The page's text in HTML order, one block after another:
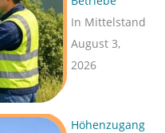
In Mittelstand
August 3,
2026
Höhenzugang